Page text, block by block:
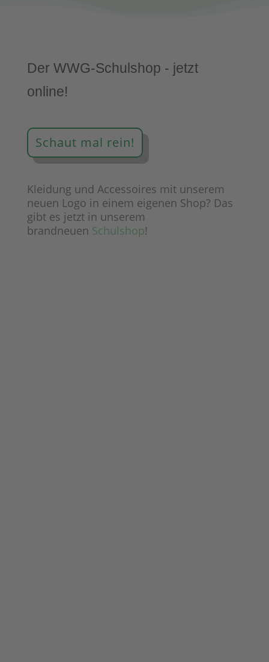
Der WWG-Schulshop - jetzt
online!
Schaut mal rein!
Kleidung und Accessoires mit unserem
neuen Logo in einem eigenen Shop? Das
gibt es jetzt in unserem
brandneuen Schulshop!